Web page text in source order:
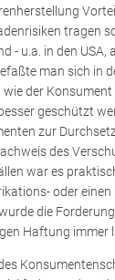
tragen
- u.a. in den USA,
man sich in
der
geschützt
zur
des
war es
oder
die
Haftung immer